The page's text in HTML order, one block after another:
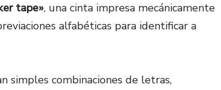
tape», una cinta impresa mecánicamente
alfabéticas para identificar a
simples combinaciones de letras,